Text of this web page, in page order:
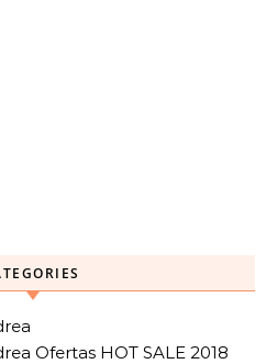
Ofertas HOT SALE 2018